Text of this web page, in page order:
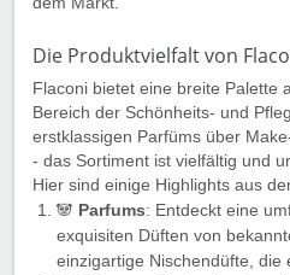
Die Produktvielfalt von
Flaconi bietet eine breite Palette
Bereich der Schönheits- und
erstklassigen Parfüms über
- das Sortiment ist vielfältig und
Hier sind einige Highlights aus
🐼 Parfums: Entdeckt eine
exquisiten Düften von
einzigartige Nischendüfte, die